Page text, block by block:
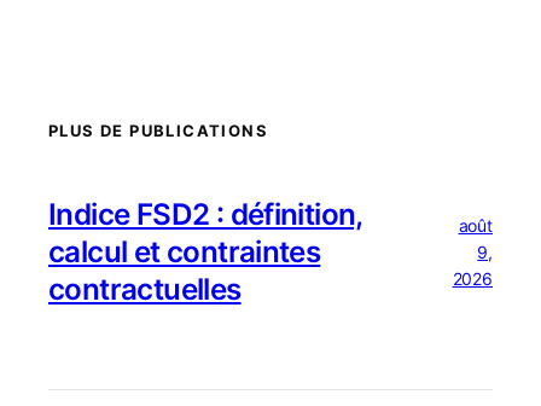
PLUS DE PUBLICATIONS
Indice FSD2 : définition,
calcul et contraintes
contractuelles
août
9,
2026